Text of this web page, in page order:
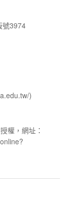
號3974
)
權，網址：